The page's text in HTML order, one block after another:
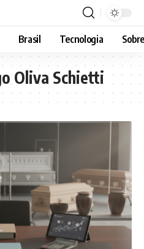
Brasil Tecnologia
Oliva Schietti